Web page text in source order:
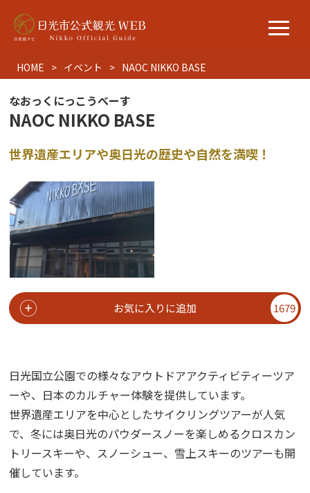
HOME イベント NAOC NIKKO BASE
なおっくにっこうべーす
NAOC NIKKO BASE
世界遺産エリアや奥日光の歴史や自然を満喫！
お気に入りに追加 1679
日光国立公園での様々なアウトドアアクティビティーツア
ーや、日本のカルチャー体験を提供しています。
世界遺産エリアを中心としたサイクリングツアーが人気
で、冬には奥日光のパウダースノーを楽しめるクロスカン
トリースキーや、スノーシュー、雪上スキーのツアーも開
催しています。